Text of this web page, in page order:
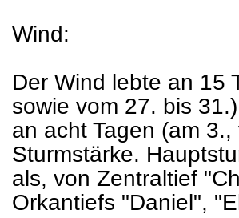
Wind:
Der Wind lebte an 15
sowie vom 27. bis
an acht Tagen (am
Sturmstärke.
als, von Zentraltief
Orkantiefs "Daniel",